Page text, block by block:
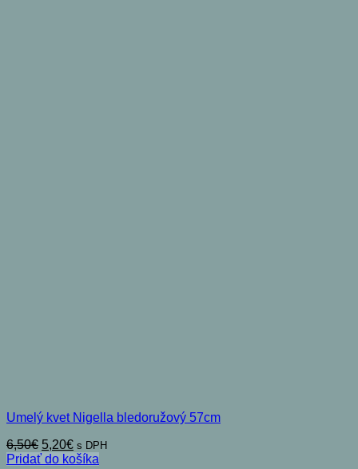
Umelý kvet Nigella bledoružový 57cm
6,50€ Pôvodná
cena
5,20€Aktuálna
cena
s DPH
Pridať do košíka